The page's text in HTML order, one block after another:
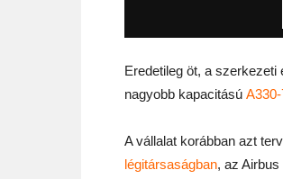
Eredetileg öt, a
nagyobb kapacitású
A vállalat korábban azt
légitársaságban, az